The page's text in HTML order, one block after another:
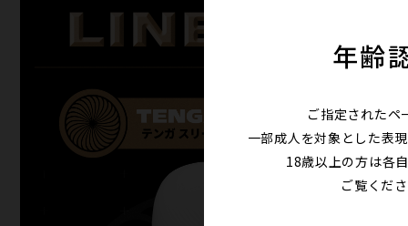
年齢
ご指定されたペ
一部成人を対象とした表
18歳以上の方は各
ご覧くだ